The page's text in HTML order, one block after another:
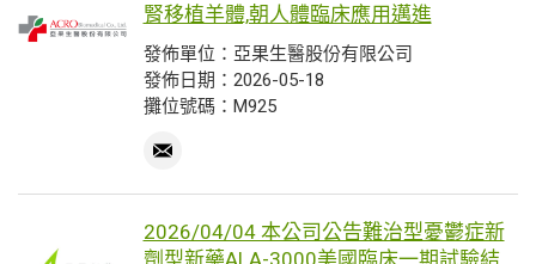
腎移植羊體,朝人體臨床應用邁進
發佈單位：亞果生醫股份有限公司
發佈日期：2026-05-18
攤位號碼：M925
2026/04/04 本公司公告難治型憂鬱症新
劑型新藥ALA-3000美國臨床一期試驗結